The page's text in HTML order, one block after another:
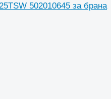
502010645 за брана